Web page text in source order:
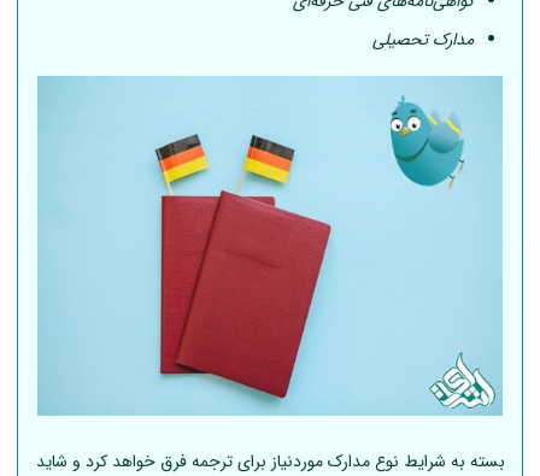
مدارک تحصیلی
بسته به شرایط نوع مدارک موردنیاز برای ترجمه فرق خواهد کرد و شاید